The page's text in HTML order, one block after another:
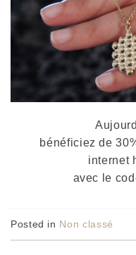
bénéficiez de
internet
avec le
Posted in Non classé